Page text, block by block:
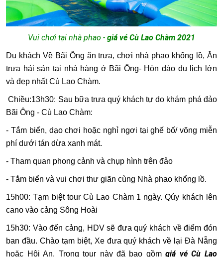
Vui chơi tại nhà phao - giá vé Cù Lao Chàm 2021
Du khách Về Bãi Ông ăn trưa, chơi nhà phao khổng lồ, Ăn
trưa hải sản tại nhà hàng ở Bãi Ông- Hòn đảo du lịch lớn
và đẹp nhất Cù Lao Chàm.
Chiều:13h30: Sau bữa trưa quý khách tự do khám phá đảo
Bãi Ông - Cù Lao Chàm:
- Tắm biển, dạo chơi hoặc nghỉ ngơi tại ghế bố/ võng miễn
phí dưới tán dừa xanh mát.
-Tham quan phong cảnh và chụp hình trên đảo
- Tắm biển và vui chơi thư giãn cùng Nhà phao khổng lồ.
15h00: Tạm biệt tour Cù Lao Chàm 1 ngày. Qúy khách lên
cano vào cảng Sông Hoài
15h30: Vào đến cảng, HDV sẽ đưa quý khách về điểm đón
ban đầu. Chào tạm biệt, Xe đưa quý khách về lại Đà Nẵng
hoặc Hội An. Trong tour này đã bao gồmgiá vé Cù Lao